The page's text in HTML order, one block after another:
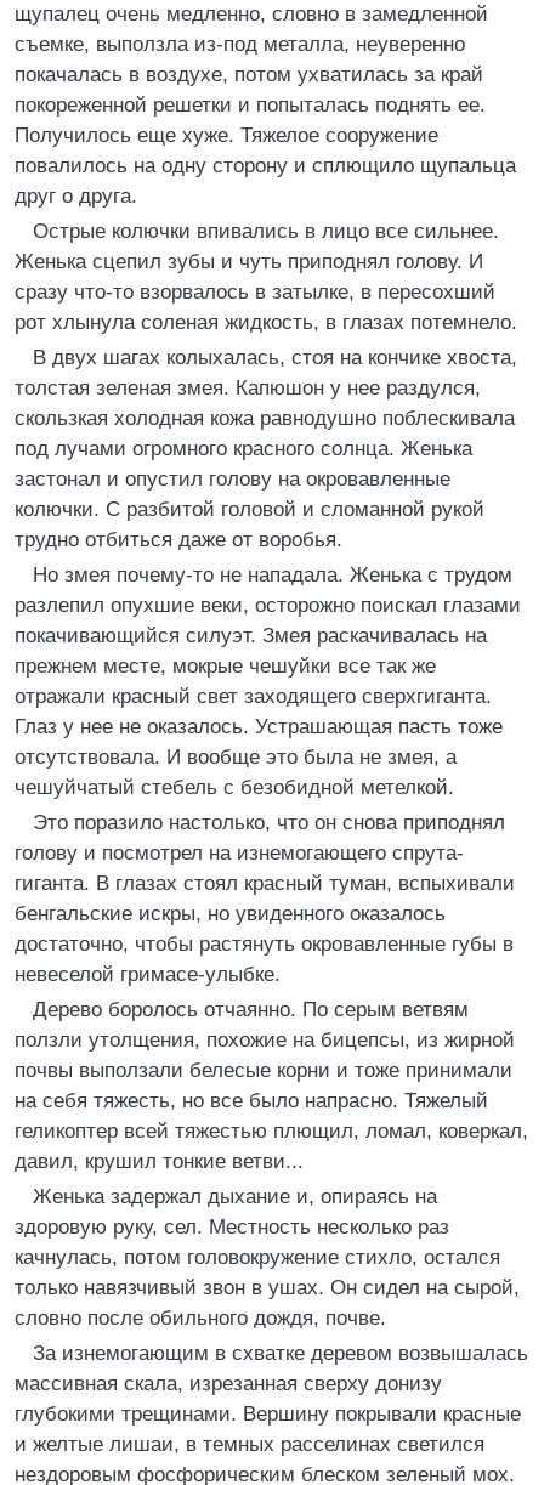
щупалец очень медленно, словно в замедленной
съемке, выползла из-под металла, неуверенно
покачалась в воздухе, потом ухватилась за край
покореженной решетки и попыталась поднять ее.
Получилось еще хуже. Тяжелое сооружение
повалилось на одну сторону и сплющило щупальца
друг о друга.
Острые колючки впивались в лицо все сильнее.
Женька сцепил зубы и чуть приподнял голову. И
сразу что-то взорвалось в затылке, в пересохший
рот хлынула соленая жидкость, в глазах потемнело.
В двух шагах колыхалась, стоя на кончике хвоста,
толстая зеленая змея. Капюшон у нее раздулся,
скользкая холодная кожа равнодушно поблескивала
под лучами огромного красного солнца. Женька
застонал и опустил голову на окровавленные
колючки. С разбитой головой и сломанной рукой
трудно отбиться даже от воробья.
Но змея почему-то не нападала. Женька с трудом
разлепил опухшие веки, осторожно поискал глазами
покачивающийся силуэт. Змея раскачивалась на
прежнем месте, мокрые чешуйки все так же
отражали красный свет заходящего сверхгиганта.
Глаз у нее не оказалось. Устрашающая пасть тоже
отсутствовала. И вообще это была не змея, а
чешуйчатый стебель с безобидной метелкой.
Это поразило настолько, что он снова приподнял
голову и посмотрел на изнемогающего спрута-
гиганта. В глазах стоял красный туман, вспыхивали
бенгальские искры, но увиденного оказалось
достаточно, чтобы растянуть окровавленные губы в
невеселой гримасе-улыбке.
Дерево боролось отчаянно. По серым ветвям
ползли утолщения, похожие на бицепсы, из жирной
почвы выползали белесые корни и тоже принимали
на себя тяжесть, но все было напрасно. Тяжелый
геликоптер всей тяжестью плющил, ломал, коверкал,
давил, крушил тонкие ветви...
Женька задержал дыхание и, опираясь на
здоровую руку, сел. Местность несколько раз
качнулась, потом головокружение стихло, остался
только навязчивый звон в ушах. Он сидел на сырой,
словно после обильного дождя, почве.
За изнемогающим в схватке деревом возвышалась
массивная скала, изрезанная сверху донизу
глубокими трещинами. Вершину покрывали красные
и желтые лишаи, в темных расселинах светился
нездоровым фосфорическим блеском зеленый мох.